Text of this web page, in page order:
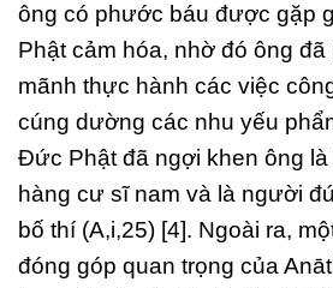
ông có phước báu được gặp
Phật cảm hóa, nhờ đó ông đã
mãnh thực hành các việc
cúng dường các nhu yếu
Đức Phật đã ngợi khen ông là
hàng cư sĩ nam và là người
bố thí (A,i,25) [4]. Ngoài ra,
đóng góp quan trọng của